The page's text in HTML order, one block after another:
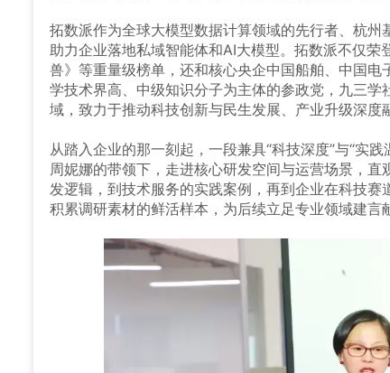
拓数派作为全球大模型数据计算领域的先行者、杭州
助力企业落地私域智能体和AI大模型。拓数派不仅
兽》等重量级榜单，还和核心央企中国船舶、中国
学技术界高、中级知识分子为主体的参政党，九三学
域，致力于推动科技创新与民生发展、产业升级深度
从踏入企业的那一刻起，一段兼具“科技深度”与“实
周妮娜的带领下，走进核心研发空间与运营场景，
发逻辑，到技术服务的实践案例，再到企业在科技赛
积累调研素材的鲜活样本，为后续立足专业领域建言